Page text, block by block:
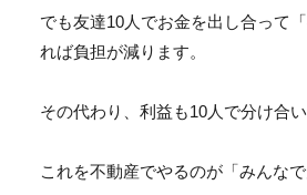
でも友達10人でお金を出し合って「
れば負担が減ります。
その代わり、利益も10人で分け合い
これを不動産でやるのが「みんなで